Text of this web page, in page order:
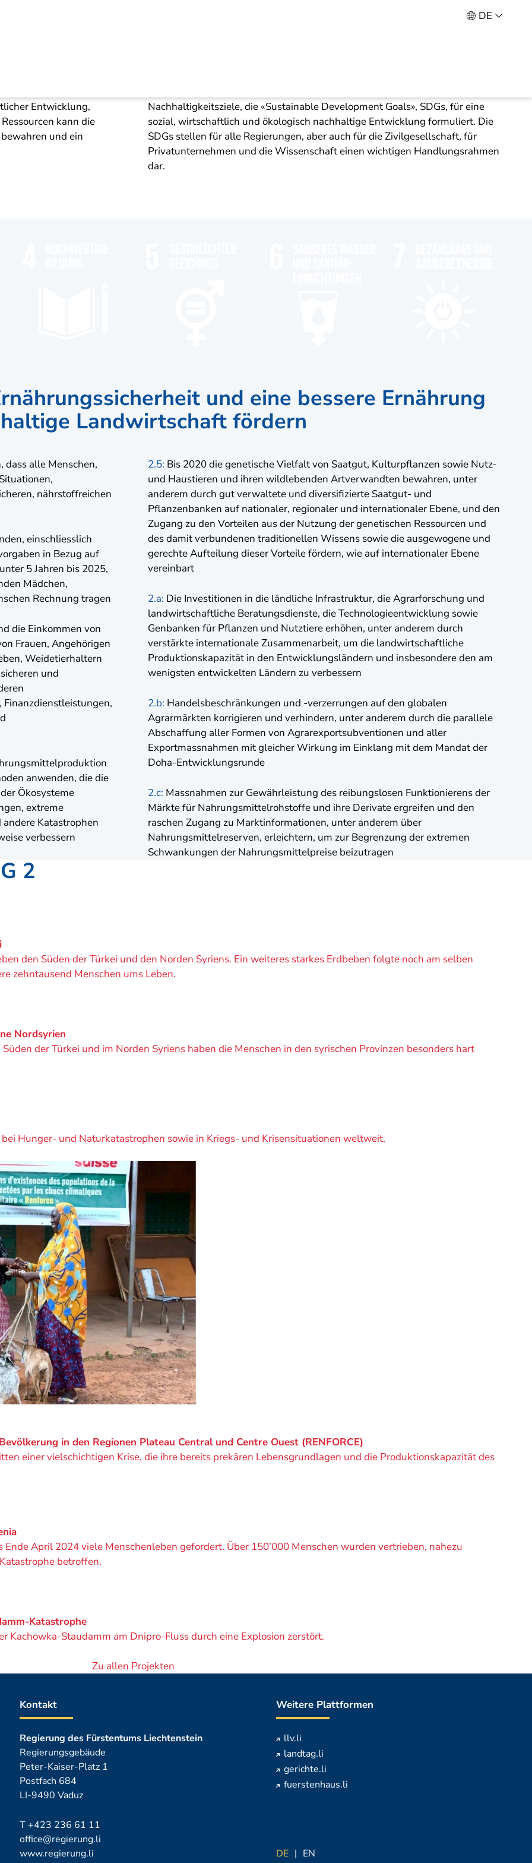
DE
(SDGs)
Entwicklung,
kann die
und ein
Nachhaltigkeitsziele, die «Sustainable Development Goals», SDGs, für eine
sozial, wirtschaftlich und ökologisch nachhaltige Entwicklung formuliert. Die
SDGs stellen für alle Regierungen, aber auch für die Zivilgesellschaft, für
Privatunternehmen und die Wissenschaft einen wichtigen Handlungsrahmen
dar.
und eine bessere Ernährung
Landwirtschaft fördern
dass alle Menschen,
nährstoffreichen
einschliesslich
in Bezug auf
5 Jahren bis 2025,
Mädchen,
Rechnung tragen
die Einkommen von
Frauen, Angehörigen
Weidetierhaltern
und
anwenden, die die
Ökosysteme
extreme
Katastrophen
verbessern
2.5: Bis 2020 die genetische Vielfalt von Saatgut, Kulturpflanzen sowie Nutz-
und Haustieren und ihren wildlebenden Artverwandten bewahren, unter
anderem durch gut verwaltete und diversifizierte Saatgut- und
Pflanzenbanken auf nationaler, regionaler und internationaler Ebene, und den
Zugang zu den Vorteilen aus der Nutzung der genetischen Ressourcen und
des damit verbundenen traditionellen Wissens sowie die ausgewogene und
gerechte Aufteilung dieser Vorteile fördern, wie auf internationaler Ebene
vereinbart
2.a: Die Investitionen in die ländliche Infrastruktur, die Agrarforschung und
landwirtschaftliche Beratungsdienste, die Technologieentwicklung sowie
Genbanken für Pflanzen und Nutztiere erhöhen, unter anderem durch
verstärkte internationale Zusammenarbeit, um die landwirtschaftliche
Produktionskapazität in den Entwicklungsländern und insbesondere den am
wenigsten entwickelten Ländern zu verbessern
2.b: Handelsbeschränkungen und -verzerrungen auf den globalen
Agrarmärkten korrigieren und verhindern, unter anderem durch die parallele
Abschaffung aller Formen von Agrarexportsubventionen und aller
Exportmassnahmen mit gleicher Wirkung im Einklang mit dem Mandat der
Doha-Entwicklungsrunde
2.c: Massnahmen zur Gewährleistung des reibungslosen Funktionierens der
Märkte für Nahrungsmittelrohstoffe und ihre Derivate ergreifen und den
raschen Zugang zu Marktinformationen, unter anderem über
Nahrungsmittelreserven, erleichtern, um zur Begrenzung der extremen
Schwankungen der Nahrungsmittelpreise beizutragen
2
den Süden der Türkei und den Norden Syriens. Ein weiteres starkes Erdbeben folgte noch am selben
zehntausend Menschen ums Leben.
Nordsyrien
der Türkei und im Norden Syriens haben die Menschen in den syrischen Provinzen besonders hart
Hunger- und Naturkatastrophen sowie in Kriegs- und Krisensituationen weltweit.
in den Regionen Plateau Central und Centre Ouest (RENFORCE)
einer vielschichtigen Krise, die ihre bereits prekären Lebensgrundlagen und die Produktionskapazität des
April 2024 viele Menschenleben gefordert. Über 150’000 Menschen wurden vertrieben, nahezu
betroffen.
Katastrophe
Kachowka-Staudamm am Dnipro-Fluss durch eine Explosion zerstört.
Zu allen Projekten
Kontakt
Regierung des Fürstentums Liechtenstein
Regierungsgebäude
Peter-Kaiser-Platz 1
Postfach 684
LI-9490 Vaduz
T+423 236 61 11
office@regierung.li
www.regierung.li
Weitere Plattformen
llv.li
landtag.li
gerichte.li
fuerstenhaus.li
DE EN